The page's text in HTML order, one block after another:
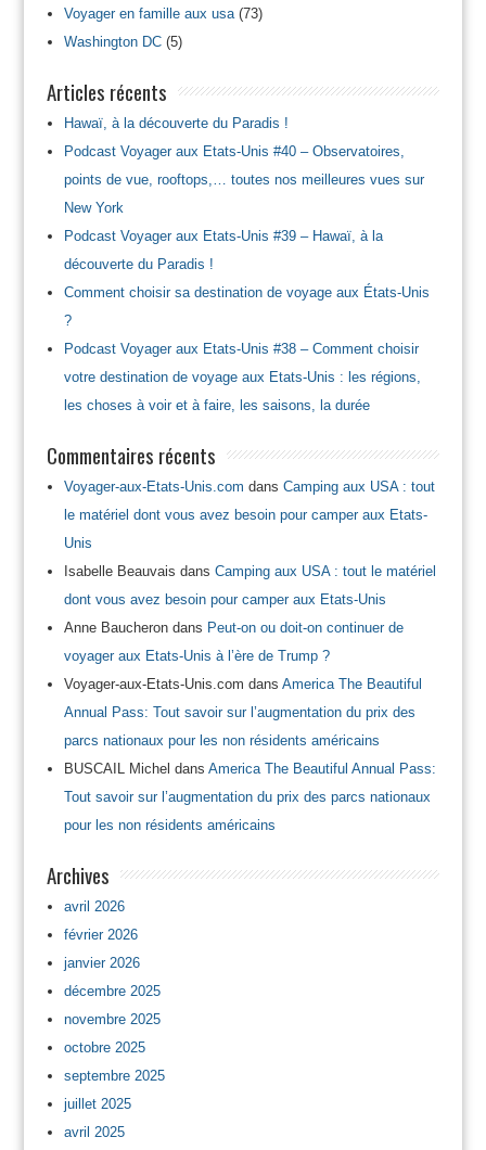
Voyager en famille aux usa(73)
Washington DC(5)
Articles récents
Hawaï, à la découverte du Paradis !
Podcast Voyager aux Etats-Unis #40 – Observatoires,
points de vue, rooftops,… toutes nos meilleures vues sur
New York
Podcast Voyager aux Etats-Unis #39 – Hawaï, à la
découverte du Paradis !
Comment choisir sa destination de voyage aux États-Unis
?
Podcast Voyager aux Etats-Unis #38 – Comment choisir
votre destination de voyage aux Etats-Unis : les régions,
les choses à voir et à faire, les saisons, la durée
Commentaires récents
Voyager-aux-Etats-Unis.com dans Camping aux USA : tout
le matériel dont vous avez besoin pour camper aux Etats-
Unis
Isabelle Beauvais dans Camping aux USA : tout le matériel
dont vous avez besoin pour camper aux Etats-Unis
Anne Baucherondans Peut-on ou doit-on continuer de
voyager aux Etats-Unis à l’ère de Trump ?
Voyager-aux-Etats-Unis.com dans America The Beautiful
Annual Pass: Tout savoir sur l’augmentation du prix des
parcs nationaux pour les non résidents américains
BUSCAIL Michel dans America The Beautiful Annual Pass:
Tout savoir sur l’augmentation du prix des parcs nationaux
pour les non résidents américains
Archives
avril 2026
février 2026
janvier 2026
décembre 2025
novembre 2025
octobre 2025
septembre 2025
juillet 2025
avril 2025